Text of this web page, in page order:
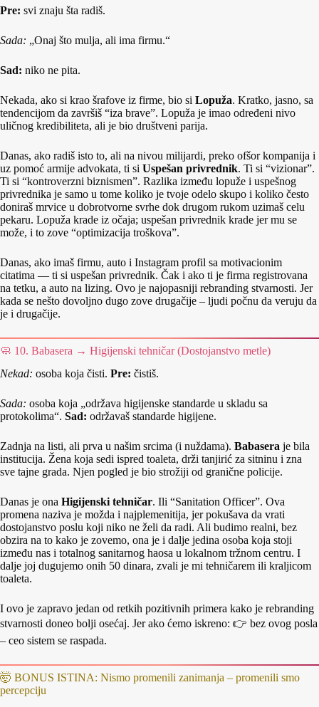
Pre: svi znaju šta radiš.
Sada: „Onaj što mulja, ali ima firmu.“
Sad: niko ne pita.
Nekada, ako si krao šrafove iz firme, bio si Lopuža. Kratko, jasno, sa
tendencijom da završiš “iza brave”. Lopuža je imao određeni nivo
uličnog kredibiliteta, ali je bio društveni parija.
Danas, ako radiš isto to, ali na nivou milijardi, preko ofšor kompanija i
uz pomoć armije advokata, ti si Uspešan privrednik. Ti si “vizionar”.
Ti si “kontroverzni biznismen”. Razlika između lopuže i uspešnog
privrednika je samo u tome koliko je tvoje odelo skupo i koliko često
doniraš mrvice u dobrotvorne svrhe dok drugom rukom uzimaš celu
pekaru. Lopuža krade iz očaja; uspešan privrednik krade jer mu se
može, i to zove “optimizacija troškova”.
Danas, ako imaš firmu, auto i Instagram profil sa motivacionim
citatima — ti si uspešan privrednik. Čak i ako ti je firma registrovana
na tetku, a auto na lizing. Ovo je najopasniji rebranding stvarnosti. Jer
kada se nešto dovoljno dugo zove drugačije – ljudi počnu da veruju da
je i drugačije.
🧼 10. Babasera → Higijenski tehničar (Dostojanstvo metle)
Nekad: osoba koja čisti. Pre: čistiš.
Sada: osoba koja „održava higijenske standarde u skladu sa
protokolima“. Sad: održavaš standarde higijene.
Zadnja na listi, ali prva u našim srcima (i nuždama). Babasera je bila
institucija. Žena koja sedi ispred toaleta, drži tanjirić za sitninu i zna
sve tajne grada. Njen pogled je bio strožiji od granične policije.
Danas je ona Higijenski tehničar. Ili “Sanitation Officer”. Ova
promena naziva je možda i najplemenitija, jer pokušava da vrati
dostojanstvo poslu koji niko ne želi da radi. Ali budimo realni, bez
obzira na to kako je zovemo, ona je i dalje jedina osoba koja stoji
između nas i totalnog sanitarnog haosa u lokalnom tržnom centru. I
dalje joj dugujemo onih 50 dinara, zvali je mi tehničarem ili kraljicom
toaleta.
I ovo je zapravo jedan od retkih pozitivnih primera kako je rebranding
stvarnosti doneo bolji osećaj. Jer ako ćemo iskreno: 👉 bez ovog posla
– ceo sistem se raspada.
🤯 BONUS ISTINA: Nismo promenili zanimanja – promenili smo
percepciju